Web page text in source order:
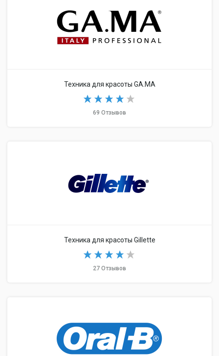
Техника для красоты GA.MA
69 Отзывов
Техника для красоты Gillette
27 Отзывов